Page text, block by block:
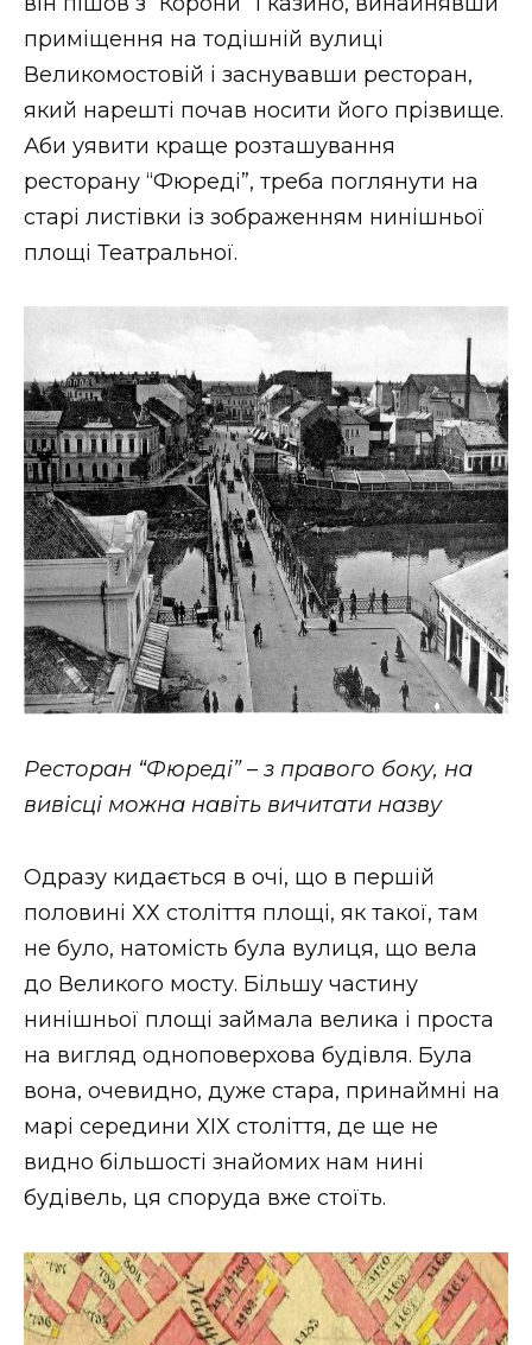
приміщення на тодішній вулиці
Великомостовій і заснувавши ресторан,
який нарешті почав носити його прізвище.
Аби уявити краще розташування
ресторану “Фюреді”, треба поглянути на
старі листівки із зображенням нинішньої
площі Театральної.
Ресторан “Фюреді” – з правого боку, на
вивісці можна навіть вичитати назву
Одразу кидається в очі, що в першій
половині ХХ століття площі, як такої, там
не було, натомість була вулиця, що вела
до Великого мосту. Більшу частину
нинішньої площі займала велика і проста
на вигляд одноповерхова будівля. Була
вона, очевидно, дуже стара, принаймні на
марі середини ХІХ століття, де ще не
видно більшості знайомих нам нині
будівель, ця споруда вже стоїть.